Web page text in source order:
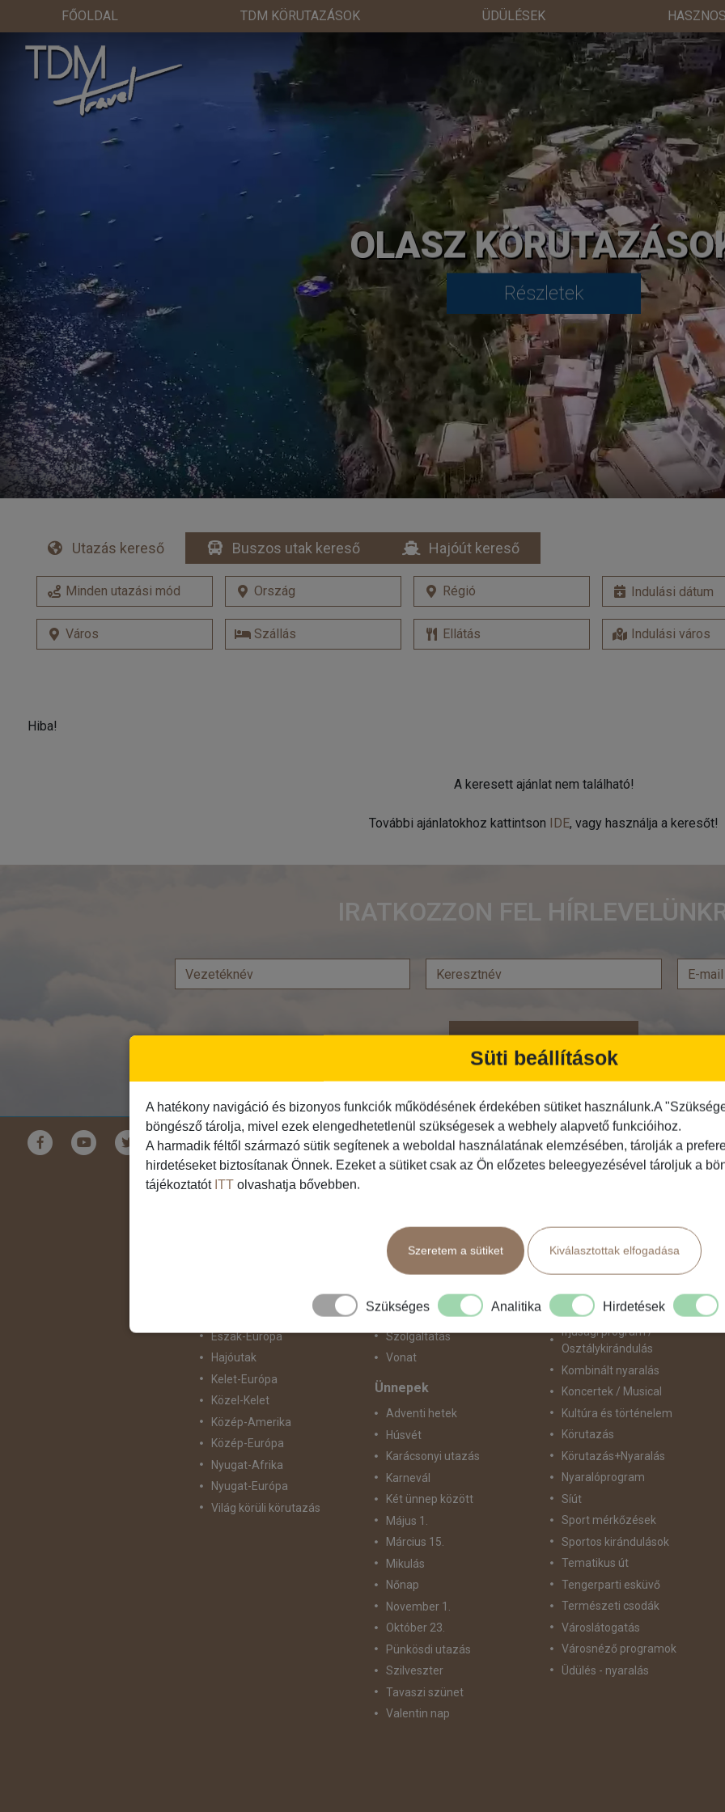
FŐOLDAL TDM KÖRUTAZÁSOK ÜDÜLÉSEK
OLASZ
Részletek
Utazás kereső Buszos utak kereső Hajóút kereső
Hiba!
A keresett ajánlat nem található!
További ajánlatokhoz kattintson IDE, vagy használja a keresőt!
IRATKOZZON FEL
Feliratkozás
Földrészek
Ausztrália
Ázsia
Észak-Európa
Hajóutak
Kelet-Európa
Közel-Kelet
Közép-Amerika
Közép-Európa
Nyugat-Afrika
Nyugat-Európa
Világ körüli körutazás
Közlekedés
Busszal
Fly & Drive
Hajó
repülő+busz
repülő+hajó
Repülővel
Szolgáltatás
Vonat
Ünnepek
Adventi hetek
Húsvét
Karácsonyi utazás
Karnevál
Két ünnep között
Május 1.
Március 15.
Mikulás
Nőnap
November 1.
Október 23.
Pünkösdi utazás
Szilveszter
Tavaszi szünet
Valentin nap
Programtípus
1 napos utak
Egzotikus út
Fesztiválok
Golfút
Gyalogtúra
Hajóút
Ifjúsági program /
Osztálykirándulás
Kombinált nyaralás
Koncertek / Musical
Kultúra és történelem
Körutazás
Körutazás+Nyaralás
Nyaralóprogram
Síút
Sport mérkőzések
Sportos kirándulások
Tematikus út
Tengerparti esküvő
Természeti csodák
Városlátogatás
Városnéző programok
Üdülés - nyaralás
Süti beállítások
A hatékony navigáció és bizonyos funkciók működésének érdekében sütiket használunk.A
böngésző tárolja, mivel ezek elengedhetetlenül szükségesek a webhely alapvető funkcióihoz.
A harmadik féltől származó sütik segítenek a weboldal használatának elemzésében, tárolják a
hirdetéseket biztosítanak Önnek. Ezeket a sütiket csak az Ön előzetes beleegyezésével tároljuk a
tájékoztatót ITT olvashatja bővebben.
Szeretem a sütiket Kiválasztottak elfogadása
Szükséges Analitika Hirdetések